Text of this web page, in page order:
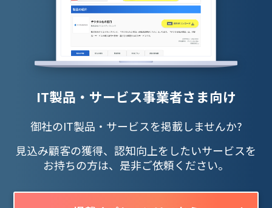
IT製品・サービス事業者さま向け
御社のIT製品・サービスを掲載しませんか?
見込み顧客の獲得、認知向上をしたいサービスを
お持ちの方は、是非ご依頼ください。